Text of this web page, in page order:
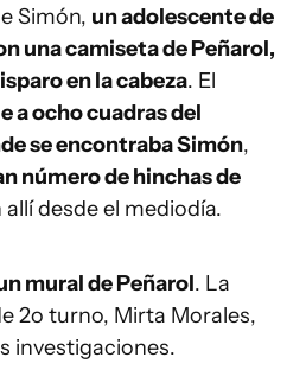
Simón, un adolescente de
una camiseta de Peñarol,
en la cabeza. El
a ocho cuadras del
se encontraba Simón,
número de hinchas de
desde el mediodía.
mural de Peñarol. La
2o turno, Mirta Morales,
investigaciones.